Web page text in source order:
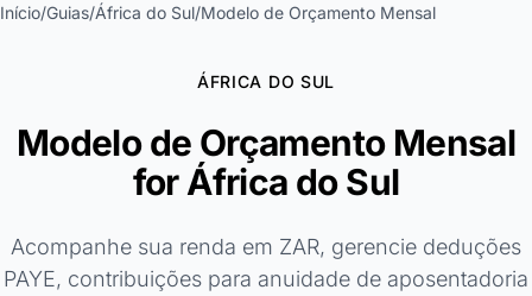
Início/Guias/África do Sul/Modelo de Orçamento Mensal
ÁFRICA DO SUL
Modelo de Orçamento Mensal
for África do Sul
Acompanhe sua renda em ZAR, gerencie deduções
PAYE, contribuições para anuidade de aposentadoria